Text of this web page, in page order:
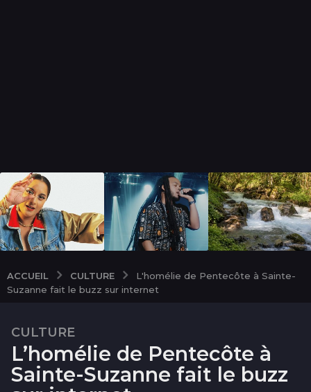
ACCUEIL CULTURE
L'homélie de Pentecôte à Sainte-
Suzanne fait le buzz sur internet
2
a
n
s
CULTURE
L’homélie de Pentecôte à
Sainte-Suzanne fait le buzz